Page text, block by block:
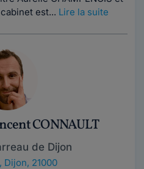
est... Lire la suite
CONNAULT
de Dijon
, Dijon, 21000